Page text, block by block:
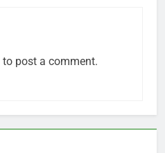
to post a comment.